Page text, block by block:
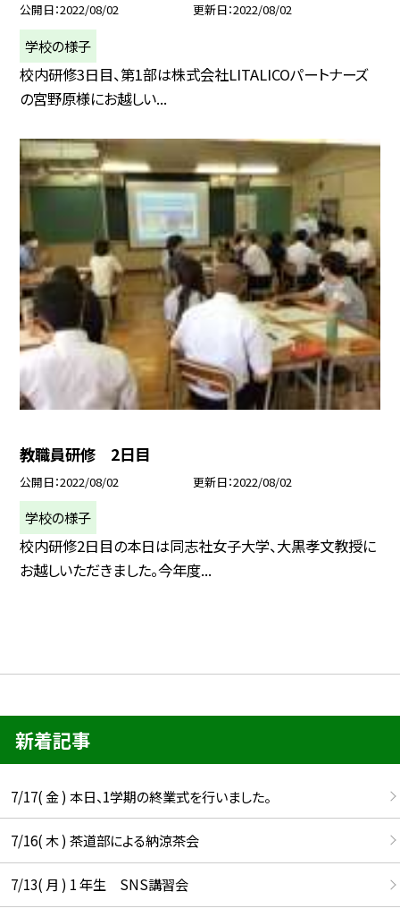
公開日 2022/08/02 更新日 2022/08/02
学校の様子
校内研修3日目、第1部は株式会社LITALICOパートナーズ
の宮野原様にお越しい...
教職員研修 2日目
公開日 2022/08/02 更新日 2022/08/02
学校の様子
校内研修2日目の本日は同志社女子大学、大黒孝文教授に
お越しいただきました。今年度...
新着記事
7/17( 金 ) 本日、1学期の終業式を行いました。
7/16( 木 ) 茶道部による納涼茶会
7/13( 月 ) 1 年生 SNS講習会